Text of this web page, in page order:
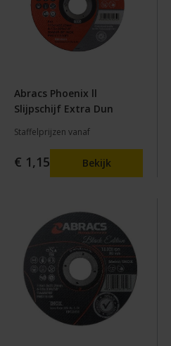
Abracs Phoenix ll
Slijpschijf Extra Dun
Staffelprijzen vanaf
€ 1,15 Bekijk